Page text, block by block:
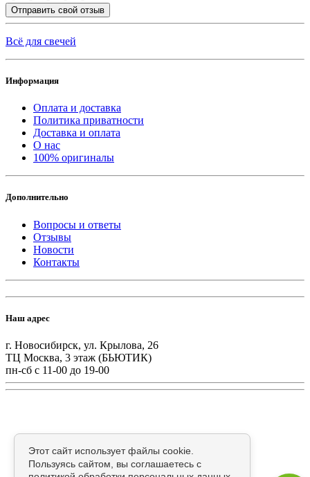
Отправить свой отзыв
Всё для свечей
Информация
Оплата и доставка
Политика приватности
Доставка и оплата
О нас
100% оригиналы
Дополнительно
Вопросы и ответы
Отзывы
Новости
Контакты
Наш адрес
г. Новосибирск, ул. Крылова, 26
ТЦ Москва, 3 этаж (БЬЮТИК)
пн-сб с 11-00 до 19-00
Этот сайт использует файлы cookie.
Пользуясь сайтом, вы соглашаетесь с